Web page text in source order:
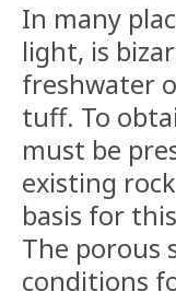
In many
light, is
freshwater
tuff. To
must be
existing
basis for
The porous
conditions